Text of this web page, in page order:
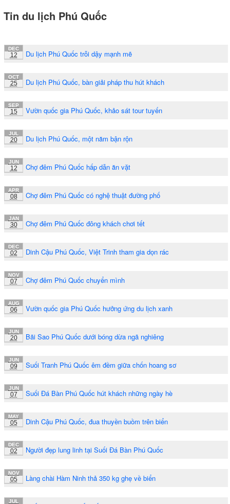
Tin du lịch Phú Quốc
DEC
12 Du lịch Phú Quốc trỗi dậy mạnh mẽ
OCT
25 Du lịch Phú Quốc, bàn giải pháp thu hút khách
SEP
15 Vườn quốc gia Phú Quốc, khảo sát tour tuyến
JUL
20 Du lịch Phú Quốc, một năm bận rộn
JUN
12 Chợ đêm Phú Quốc hấp dẫn ăn vặt
APR
08 Chợ đêm Phú Quốc có nghệ thuật đường phố
JAN
30 Chợ đêm Phú Quốc đông khách chơi tết
DEC
02 Dinh Cậu Phú Quốc, Việt Trinh tham gia dọn rác
NOV
07 Chợ đêm Phú Quốc chuyển mình
AUG
06 Vườn quốc gia Phú Quốc hưởng ứng du lịch xanh
JUN
20 Bãi Sao Phú Quốc dưới bóng dừa ngã nghiêng
JUN
09 Suối Tranh Phú Quốc êm đềm giữa chốn hoang sơ
JUN
07 Suối Đá Bàn Phú Quốc hút khách những ngày hè
MAY
05 Dinh Cậu Phú Quốc, đua thuyền buồm trên biển
DEC
02 Người đẹp lung linh tại Suối Đá Bàn Phú Quốc
NOV
05 Làng chài Hàm Ninh thả 350 kg ghẹ về biển
JUL